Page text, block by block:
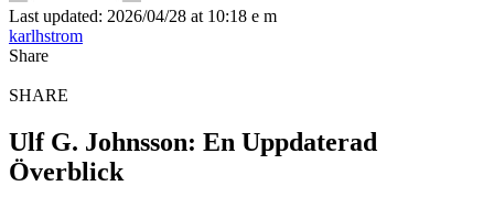
Last updated: 2026/04/28 at 10:18 e m
karlhstrom
Share
SHARE
Ulf G. Johnsson: En Uppdaterad
Överblick